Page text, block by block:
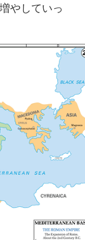
やしていっ